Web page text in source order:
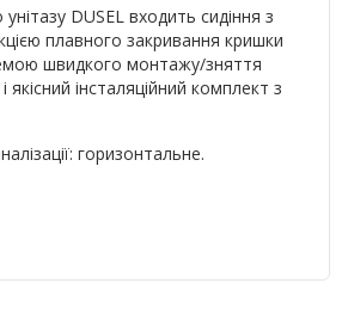
DUSEL входить сидіння з
плавного закривання кришки
швидкого монтажу/зняття
якісний інсталяційний комплект з
горизонтальне.